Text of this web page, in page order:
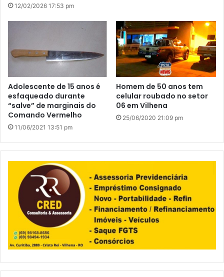
12/02/2026 17:53 pm
Adolescente de 15 anos é
esfaqueado durante
“salve” de marginais do
Comando Vermelho
11/06/2021 13:51 pm
Homem de 50 anos tem
celular roubado no setor
06 em Vilhena
25/06/2020 21:09 pm